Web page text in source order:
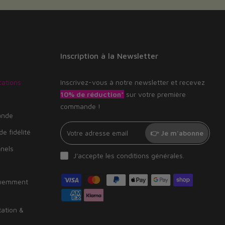
fidélité
&
Inscription à la Newsletter
Inscrivez-vous à notre newsletter et recevez
10% de réduction* sur votre première
commande !
👉 Je m'abonne
J'accepte les conditions générales